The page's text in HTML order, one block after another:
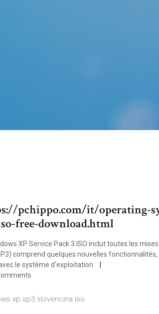
pchippo.com/it/operating-
free-download.html
XP Service Pack 3 ISO inclut toutes les
comprend quelques nouvelles
le système d'exploitation.
xp sp3 slovencina iso